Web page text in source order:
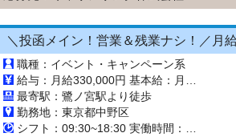
職種：イベント・キャンペーン系
最寄駅：鷺ノ宮駅より徒歩
勤務地：東京都中野区